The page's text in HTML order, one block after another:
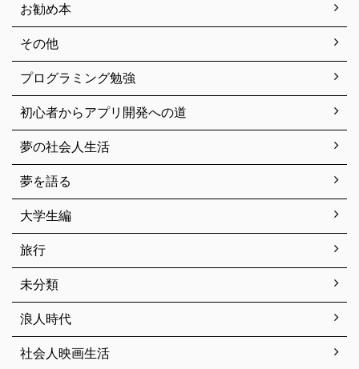
お勧め本
その他
プログラミング勉強
初心者からアプリ開発への道
夢の社会人生活
夢を語る
大学生編
旅行
未分類
浪人時代
社会人映画生活